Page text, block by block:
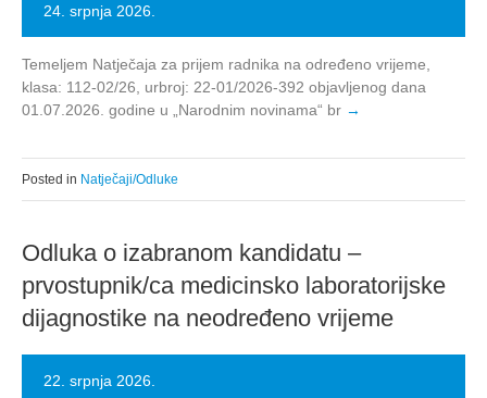
24. srpnja 2026.
Temeljem Natječaja za prijem radnika na određeno vrijeme,
klasa: 112-02/26, urbroj: 22-01/2026-392 objavljenog dana
01.07.2026. godine u „Narodnim novinama“ br
Posted in Natječaji/Odluke
Odluka o izabranom kandidatu –
prvostupnik/ca medicinsko laboratorijske
dijagnostike na neodređeno vrijeme
22. srpnja 2026.